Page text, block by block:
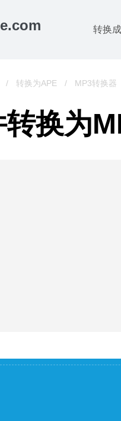
转换成
/ 转换为APE / MP3转换器
换为